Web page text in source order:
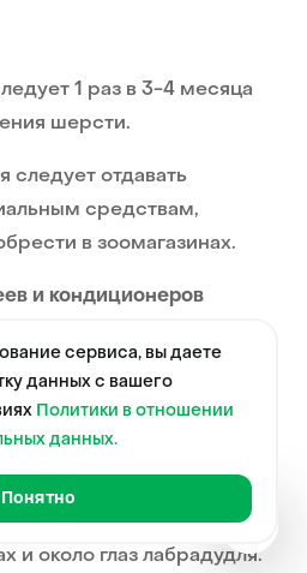
Краткая
1 раз в 3-4 месяца
шерсти.
отдавать
средствам,
в зоомагазинах.
и кондиционеров
помогут избежать
и сделают ее более
подстригать длинные
и около глаз лабрадудля.
сервиса, вы даете
данных с вашего
Политики в отношении
данных.
Понятно